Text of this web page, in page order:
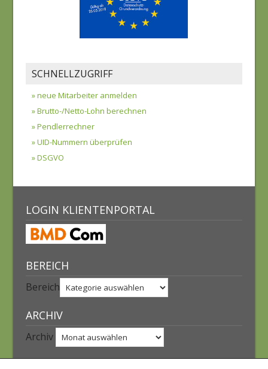
SCHNELLZUGRIFF
» neue Mitarbeiter anmelden
» Brutto-/Netto-Lohn berechnen
» Pendlerrechner
» UID-Nummern überprüfen
» DSGVO
LOGIN KLIENTENPORTAL
BEREICH
Bereich
ARCHIV
Archiv